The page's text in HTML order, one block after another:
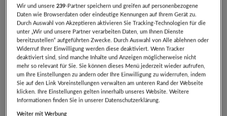
Störung im Schlafplatz vorhanden, versucht das
Immunsystem dagegen anzukämpfen und kann
sich nicht mehr richtig regenerieren – die Ursache
der meisten Krankheiten. Man kann fast alles
(außer Magnetfeld) verlässlich, dauerhaft und ohne
Bettumstellen abschirmen.
Weitere Artikelinformationen
Wir und unsere239-Partner speichern und greifen auf personenbezogene
Daten wie Browserdaten oder eindeutige Kennungen auf Ihrem Gerät zu.
Durch Auswahl von Akzeptieren aktivieren Sie Tracking-Technologien für die
unter „Wir und unsere Partner verarbeiten Daten, um Ihnen Dienste
bereitzustellen“ aufgeführten Zwecke. Durch Auswahl von Alle ablehnen oder
Widerruf Ihrer Einwilligung werden diese deaktiviert. Wenn Tracker
deaktiviert sind, sind manche Inhalte und Anzeigen möglicherweise nicht
mehr so relevant für Sie. Sie können dieses Menü jederzeit wieder aufrufen,
um Ihre Einstellungen zu ändern oder Ihre Einwilligung zu widerrufen, indem
Sie auf den Link Voreinstellungen verwalten am unteren Rand der Webseite
klicken. Ihre Einstellungen gelten innerhalb unseres Website. Weitere
Informationen finden Sie in unserer Datenschutzerklärung.
Weiter mit Werbung